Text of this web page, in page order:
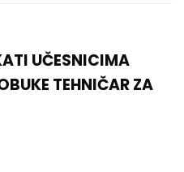
UČESNICIMA
TEHNIČAR ZA